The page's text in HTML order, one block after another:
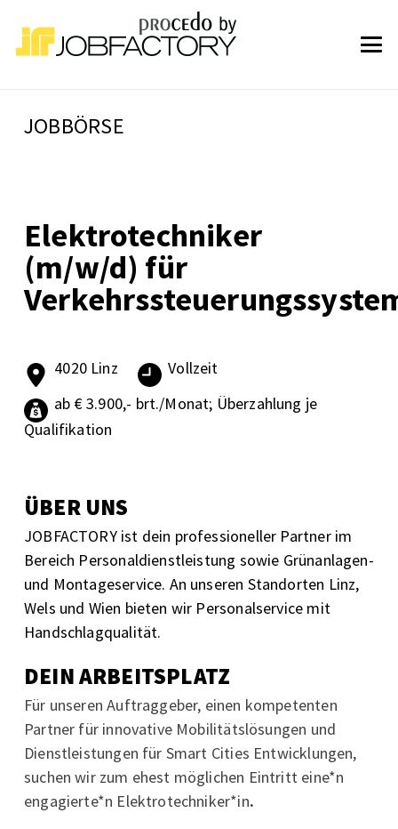
JOBBÖRSE
Elektrotechniker
(m/w/d) für
4020 Linz
Vollzeit
ab € 3.900,- brt./Monat; Überzahlung je
Qualifikation
ÜBER UNS
JOBFACTORY ist dein professioneller Partner im
Bereich Personaldienstleistung sowie Grünanlagen-
und Montageservice. An unseren Standorten Linz,
Wels und Wien bieten wir Personalservice mit
Handschlagqualität.
DEIN ARBEITSPLATZ
Für unseren Auftraggeber, einen kompetenten
Partner für innovative Mobilitätslösungen und
Dienstleistungen für Smart Cities Entwicklungen,
suchen wir zum ehest möglichen Eintritt eine*n
engagierte*n Elektrotechniker*in.